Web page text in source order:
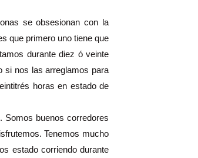
se obsesionan con la
que primero uno tiene que
durante diez ó veinte
si nos las arreglamos para
horas en estado de
Somos buenos corredores
Tenemos mucho
estado corriendo durante